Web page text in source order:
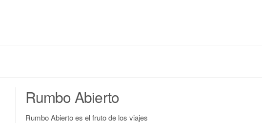
Rumbo Abierto
Rumbo Abierto es el fruto de los viajes